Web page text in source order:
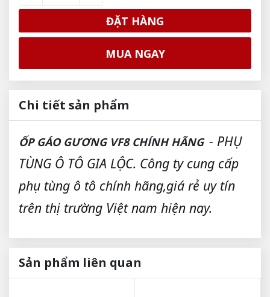
ĐẶT HÀNG
MUA NGAY
Chi tiết sản phẩm
ỐP GÁO GƯƠNG VF8 CHÍNH HÃNG - PHỤ
TÙNG Ô TÔ GIA LỘC. Công ty cung cấp
phụ tùng ô tô chính hãng,giá rẻ uy tín
trên thị trường Việt nam hiện nay.
Sản phẩm liên quan